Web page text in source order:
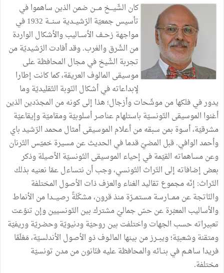
كان الشّيـــخ مـــن ضمن الذين ساهموا في
تأسيس جمعيّة الرّشيــدية سنـــة 1932 في
مواجهة زحــف الأســاليب والأشكال الواردة
من الشّرق والغرب. وقد أفادت الرّشيديّة من
تجربة الشّيخ في مجال المحافظة على
موسيقى المالوف العريقة، كما كانت إطارا
لإبداعاته في أشكال النّوبة التّقليديّة وما
يدور في فلكها من موشّحات وأزجال؛ هذا إلى كونه من المجدّدين الذين
أغنوا الموسيقى التّونسيّة باستلهام عناصر أسلوبيّة ومقاميّة وإيقاعيّة
مشرقيّة، أسوة بمن سبقه من أعلام الموسيقى أمثال محمد الرّشيد باي
وأحمد الوافي. قبل المضيّ قدما في الحديث عن مسيرة خميّس التّرنان
وعن مساهماته القيّمة في إحياء الموسيقى التّونسيّة الأصيلة وذكر
بعض إضافاته إلى التّراث التّونسي، وجب أن نتساءل عمّا نعنيه بذلك
التّراث: إنّه مجموع تقاليد الغناء والعزف ذات الأصول المختلفة
والنّاتجة عن ممـــارسة مستمــرّة منذ قرون، مشكّلةً رصيـــدا من الأنماط
والأساليب المعبّرة عن حسّ جماليّ مشترك بين التّونسيين وإن تنوّعت
تعبيراته حسب الجهات واختلفت بين روحيّة ودنيويّة وحضريّة وريفيّة
ومتقنة وشعبيّة؛ ويبــرز من بينها المالـوف ذو الأصول الأندلسيّة، مَعْلَمًا
فريدا ساهــم في بنــائه والمحافظة عليه فنّانون من مدن تونسيّة
مختلفة.